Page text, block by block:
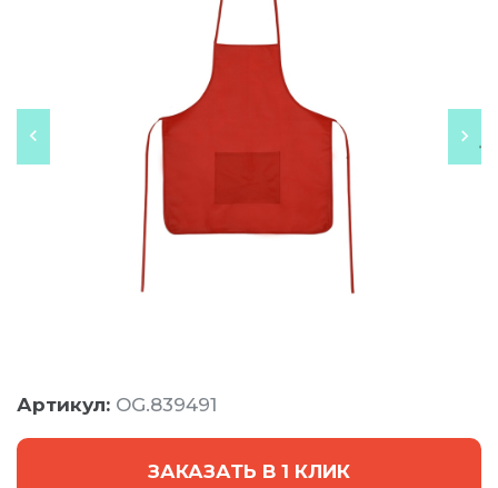
Артикул: OG.839491
ЗАКАЗАТЬ В 1 КЛИК